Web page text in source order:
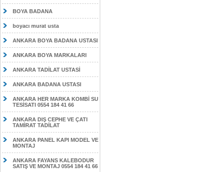
BOYA BADANA
boyacı murat usta
ANKARA BOYA BADANA USTASI
ANKARA BOYA MARKALARI
ANKARA TADİLAT USTASİ
ANKARA BADANA USTASI
ANKARA HER MARKA KOMBİ SU
TESİSATI 0554 184 41 66
ANKARA DIŞ CEPHE VE ÇATI
TAMİRAT TADİLAT
ANKARA PANEL KAPI MODEL VE
MONTAJ
ANKARA FAYANS KALEBODUR
SATIŞ VE MONTAJ 0554 184 41 66